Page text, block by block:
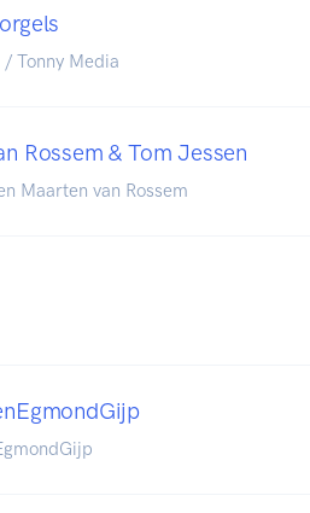
Tonny Media
Rossem & Tom Jessen
Maarten van Rossem